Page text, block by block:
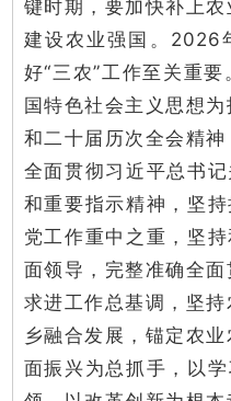
键时期，要加快补上
建设农业强国。2026
好“三农”工作至关重
国特色社会主义思想
和二十届历次全会精神
全面贯彻习近平总书
和重要指示精神，坚
党工作重中之重，坚
面领导，完整准确全
求进工作总基调，坚
乡融合发展，锚定农
面振兴为总抓手，以学